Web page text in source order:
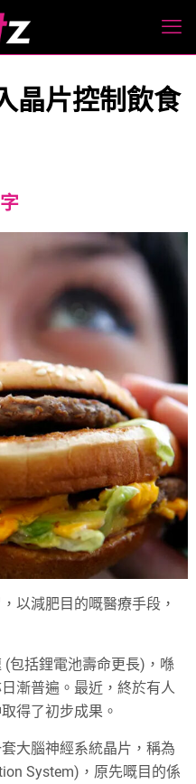
晶片控制飲食
字Increase
size.
以減肥目的嘅醫療手段，
包括鋰電池壽命更長)，喺
漸普遍。最近，終於有人
得了初步成果。
大腦神經系統晶片，稱為
System)，原先嘅目的係